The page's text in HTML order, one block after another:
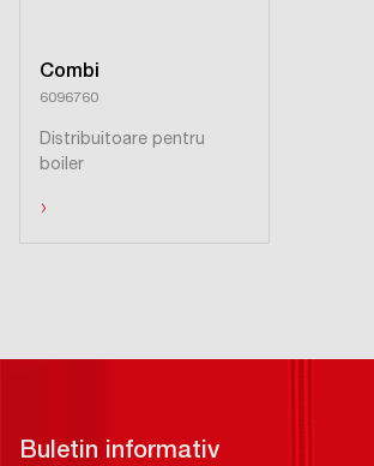
Combi
6096760
Distribuitoare pentru
boiler
›
Buletin informativ